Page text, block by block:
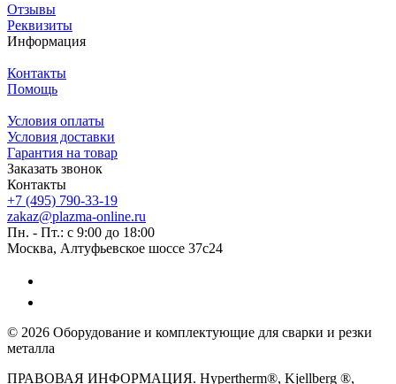
Отзывы
Реквизиты
Информация
Контакты
Помощь
Условия оплаты
Условия доставки
Гарантия на товар
Заказать звонок
Контакты
+7 (495) 790-33-19
zakaz@plazma-online.ru
Пн. - Пт.: с 9:00 до 18:00
Москва, Алтуфьевское шоссе 37с24
© 2026 Оборудование и комплектующие для сварки и резки
металла
ПРАВОВАЯ ИНФОРМАЦИЯ. Hypertherm®, Kjellberg ®,